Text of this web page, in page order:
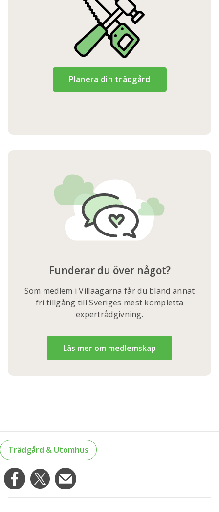
Planera din trädgård
Funderar du över något?
Som medlem i Villaägarna får du bland annat
fri tillgång till Sveriges mest kompletta
expertrådgivning.
Läs mer om medlemskap
Trädgård & Utomhus